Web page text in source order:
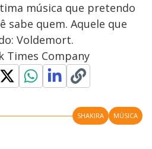
música que pretendo
sabe quem. Aquele que
Voldemort.
Times Company
SHAKIRA MÚSICA